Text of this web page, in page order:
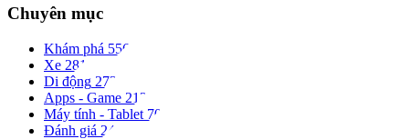
Chuyên mục
Khám phá 556
Xe 281
Di động 273
Apps - Game 212
Máy tính - Tablet 70
Đánh giá 24